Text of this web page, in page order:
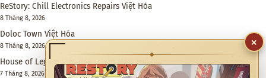
ReStory: Chill Electronics Repairs Việt Hóa
8 Tháng 8, 2026
Doloc Town Việt Hóa
8 Tháng 8, 2026
House of Legacy Việt Hóa – Hào Môn Thế Gia
7 Tháng 8, 2026
×
◆